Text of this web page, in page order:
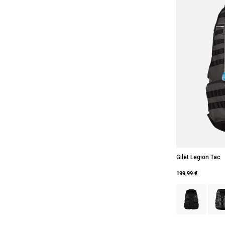
Gilet Legion Tac
199,99 €
Product